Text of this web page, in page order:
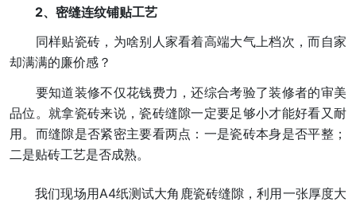
2、密缝连纹铺贴工艺
同样贴瓷砖，为啥别人家看着高端大气上档次，而自家
却满满的廉价感？
要知道装修不仅花钱费力，还综合考验了装修者的审美
品位。就拿瓷砖来说，瓷砖缝隙一定要足够小才能好看又耐
用。而缝隙是否紧密主要看两点：一是瓷砖本身是否平整；
二是贴砖工艺是否成熟。
我们现场用A4纸测试大角鹿瓷砖缝隙，利用一张厚度大